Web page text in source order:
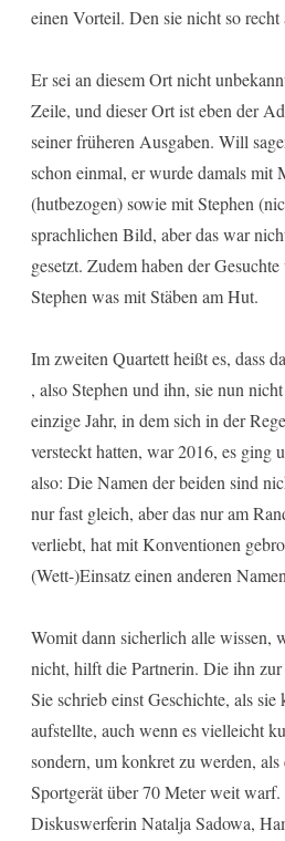
einen Vorteil. Den sie nicht so recht
Er sei an diesem Ort nicht
Zeile, und dieser Ort ist eben der
seiner früheren Ausgaben. Will
schon einmal, er wurde damals mit
(hutbezogen) sowie mit Stephen
sprachlichen Bild, aber das war
gesetzt. Zudem haben der
Stephen was mit Stäben am Hut.
Im zweiten Quartett heißt es, dass
, also Stephen und ihn, sie nun
einzige Jahr, in dem sich in der
versteckt hatten, war 2016, es ging
also: Die Namen der beiden sind
nur fast gleich, aber das nur am
verliebt, hat mit Konventionen
(Wett-)Einsatz einen anderen
Womit dann sicherlich alle wissen,
nicht, hilft die Partnerin. Die ihn zur
Sie schrieb einst Geschichte, als
aufstellte, auch wenn es vielleicht
sondern, um konkret zu werden,
Sportgerät über 70 Meter weit
Diskuswerferin Natalja Sadowa,